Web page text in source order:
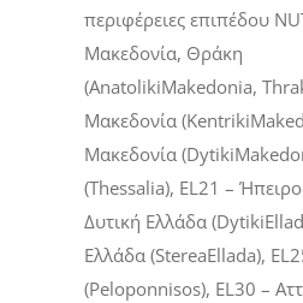
περιφέρειες επιπέδου
Μακεδονία, Θράκη
(AnatolikiMakedonia,
Μακεδονία (Kentriki
Μακεδονία (Dytiki
(Thessalia), EL21 –
Δυτική Ελλάδα (Dytiki
Ελλάδα (StereaEllada), EL
(Peloponnisos), EL30 –